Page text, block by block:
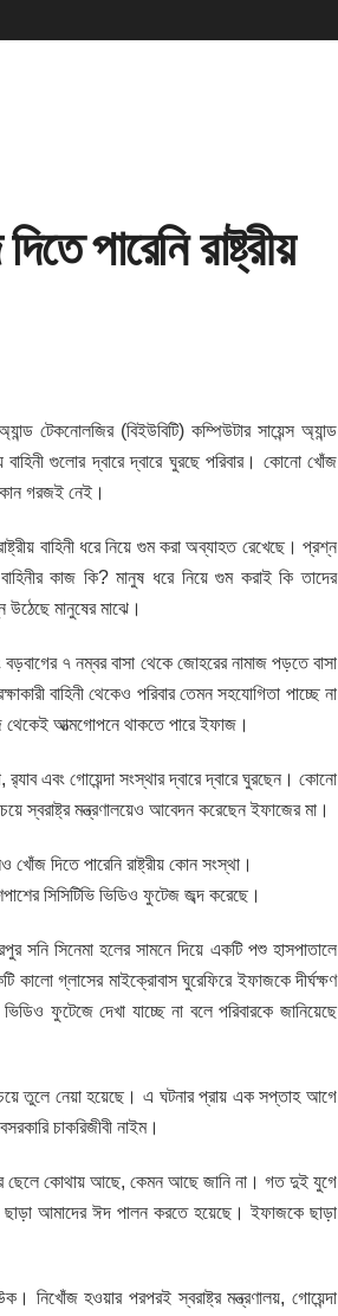
পারেনি রাষ্ট্রীয়
টেকনোলজির (বিইউবিটি) কম্পিউটার সায়েন্স অ্যান্ড
বাহিনী গুলোর দ্বারে দ্বারে ঘুরছে পরিবার। কোনো খোঁজ
কোন গরজই নেই।
বাহিনী ধরে নিয়ে গুম করা অব্যাহত রেখেছে। প্রশ্ন
কাজ কি? মানুষ ধরে নিয়ে গুম করাই কি তাদের
উঠেছে মানুষের মাঝে।
৭ নম্বর বাসা থেকে জোহরের নামাজ পড়তে বাসা
বাহিনী থেকেও পরিবার তেমন সহযোগিতা পাচ্ছে না
থেকেই আত্মগোপনে থাকতে পারে ইফাজ।
র‌্যাব এবং গোয়েন্দা সংস্থার দ্বারে দ্বারে ঘুরছেন। কোনো
স্বরাষ্ট্র মন্ত্রণালয়েও আবেদন করেছেন ইফাজের মা।
দিতে পারেনি রাষ্ট্রীয় কোন সংস্থা।
সিসিটিভি ভিডিও ফুটেজ জব্দ করেছে।
সনি সিনেমা হলের সামনে দিয়ে একটি পশু হাসপাতালে
গ্লাসের মাইক্রোবাস ঘুরেফিরে ইফাজকে দীর্ঘক্ষণ
ফুটেজে দেখা যাচ্ছে না বলে পরিবারকে জানিয়েছে
তুলে নেয়া হয়েছে। এ ঘটনার প্রায় এক সপ্তাহ আগে
চাকরিজীবী নাইম।
ছেলে কোথায় আছে, কেমন আছে জানি না। গত দুই যুগে
আমাদের ঈদ পালন করতে হয়েছে। ইফাজকে ছাড়া
হওয়ার পরপরই স্বরাষ্ট্র মন্ত্রণালয়, গোয়েন্দা